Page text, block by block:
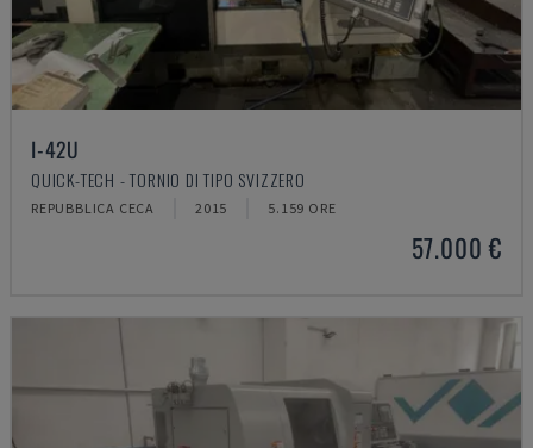
I-42U
QUICK-TECH - TORNIO DI TIPO SVIZZERO
REPUBBLICA CECA 2015 5.159 ORE
57.000 €